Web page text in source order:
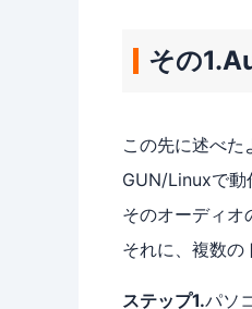
その
この先に述べ
GUN/Linuxで動
そのオーディオ
それに、複数の
ステップ1.パソ